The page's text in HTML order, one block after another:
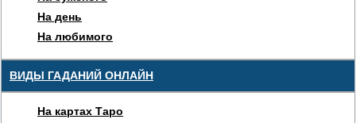
На день
На любимого
ВИДЫ ГАДАНИЙ ОНЛАЙН
На картах Таро